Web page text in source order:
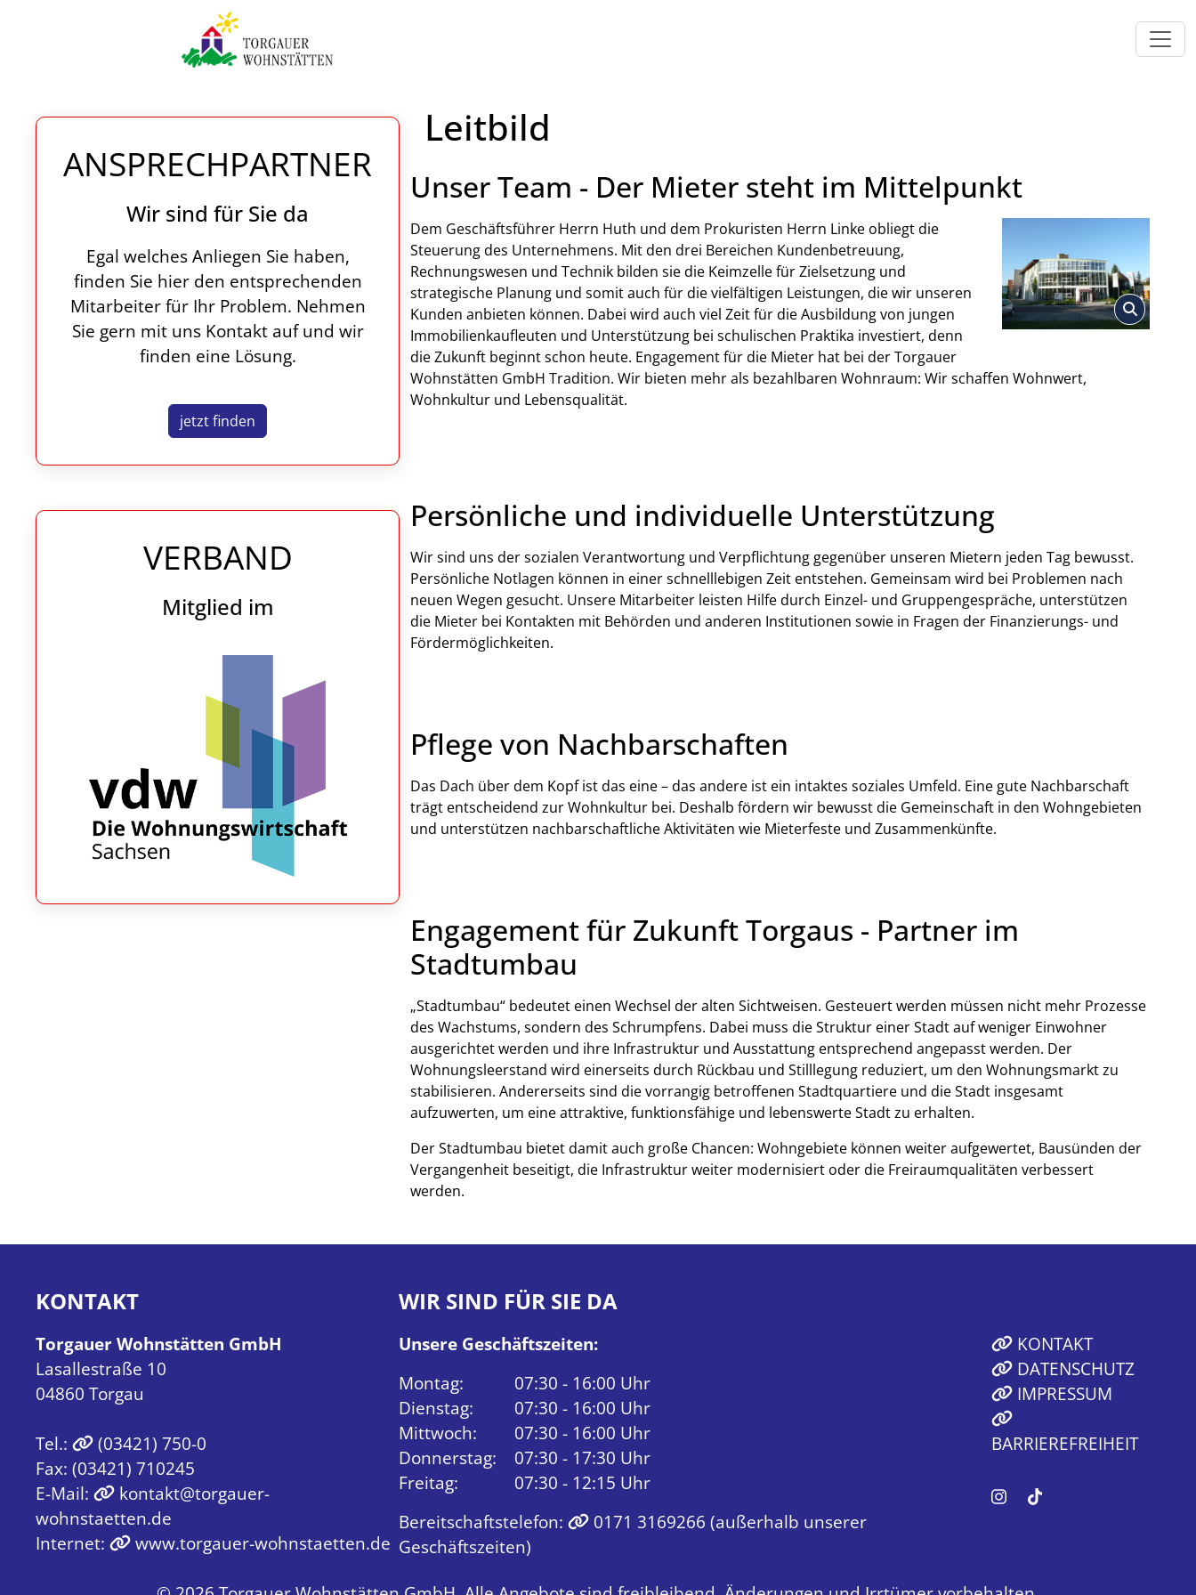
Leitbild
Unser Team - Der Mieter steht im Mittelpunkt
Dem Geschäftsführer Herrn Huth und dem Prokuristen Herrn Linke obliegt die
Steuerung des Unternehmens. Mit den drei Bereichen Kundenbetreuung,
Rechnungswesen und Technik bilden sie die Keimzelle für Zielsetzung und
strategische Planung und somit auch für die vielfältigen Leistungen, die wir unseren
Kunden anbieten können. Dabei wird auch viel Zeit für die Ausbildung von jungen
Immobilienkaufleuten und Unterstützung bei schulischen Praktika investiert, denn
die Zukunft beginnt schon heute. Engagement für die Mieter hat bei der Torgauer
Wohnstätten GmbH Tradition. Wir bieten mehr als bezahlbaren Wohnraum: Wir schaffen Wohnwert,
Wohnkultur und Lebensqualität.
Persönliche und individuelle Unterstützung
Wir sind uns der sozialen Verantwortung und Verpflichtung gegenüber unseren Mietern jeden Tag bewusst.
Persönliche Notlagen können in einer schnelllebigen Zeit entstehen. Gemeinsam wird bei Problemen nach
neuen Wegen gesucht. Unsere Mitarbeiter leisten Hilfe durch Einzel- und Gruppengespräche, unterstützen
die Mieter bei Kontakten mit Behörden und anderen Institutionen sowie in Fragen der Finanzierungs- und
Fördermöglichkeiten.
Pflege von Nachbarschaften
Das Dach über dem Kopf ist das eine – das andere ist ein intaktes soziales Umfeld. Eine gute Nachbarschaft
trägt entscheidend zur Wohnkultur bei. Deshalb fördern wir bewusst die Gemeinschaft in den Wohngebieten
und unterstützen nachbarschaftliche Aktivitäten wie Mieterfeste und Zusammenkünfte.
Engagement für Zukunft Torgaus - Partner im
Stadtumbau
„Stadtumbau“ bedeutet einen Wechsel der alten Sichtweisen. Gesteuert werden müssen nicht mehr Prozesse
des Wachstums, sondern des Schrumpfens. Dabei muss die Struktur einer Stadt auf weniger Einwohner
ausgerichtet werden und ihre Infrastruktur und Ausstattung entsprechend angepasst werden. Der
Wohnungsleerstand wird einerseits durch Rückbau und Stilllegung reduziert, um den Wohnungsmarkt zu
stabilisieren. Andererseits sind die vorrangig betroffenen Stadtquartiere und die Stadt insgesamt
aufzuwerten, um eine attraktive, funktionsfähige und lebenswerte Stadt zu erhalten.
Der Stadtumbau bietet damit auch große Chancen: Wohngebiete können weiter aufgewertet, Bausünden der
Vergangenheit beseitigt, die Infrastruktur weiter modernisiert oder die Freiraumqualitäten verbessert
werden.
ANSPRECHPARTNER
Wir sind für Sie da
Egal welches Anliegen Sie haben,
finden Sie hier den entsprechenden
Mitarbeiter für Ihr Problem. Nehmen
Sie gern mit uns Kontakt auf und wir
finden eine Lösung.
jetzt finden
VERBAND
Mitglied im
KONTAKT
Torgauer Wohnstätten GmbH
Lasallestraße 10
04860 Torgau
Tel.:
(03421) 750-0
Fax: (03421) 710245
E-Mail:
kontakt@torgauer-
wohnstaetten.de
Internet:
www.torgauer-wohnstaetten.de
WIR SIND FÜR SIE DA
Unsere Geschäftszeiten:
Montag:
07:30 - 16:00 Uhr
Dienstag:
07:30 - 16:00 Uhr
Mittwoch:
07:30 - 16:00 Uhr
Donnerstag:
07:30 - 17:30 Uhr
Freitag:
07:30 - 12:15 Uhr
Bereitschaftstelefon:
0171 3169266 (außerhalb unserer
Geschäftszeiten)
KONTAKT
DATENSCHUTZ
IMPRESSUM
BARRIEREFREIHEIT